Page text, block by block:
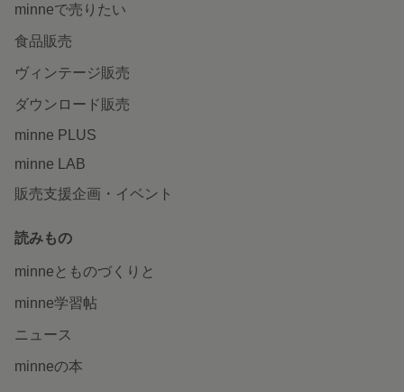
minneで売りたい
食品販売
ヴィンテージ販売
ダウンロード販売
minne PLUS
minne LAB
販売支援企画・イベント
読みもの
minneとものづくりと
minne学習帖
ニュース
minneの本